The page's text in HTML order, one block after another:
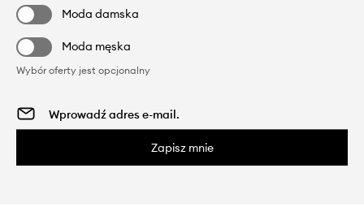
Moda damska
Moda męska
Wybór oferty jest opcjonalny
Zapisz mnie